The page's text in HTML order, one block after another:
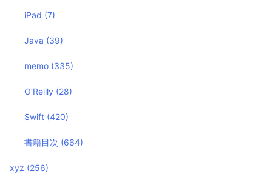
iPad (7)
Java (39)
memo (335)
O’Reilly (28)
Swift (420)
書籍目次 (664)
xyz (256)